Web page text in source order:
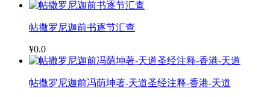
帖撒罗尼迦前书逐节汇查
¥0.0
帖撒罗尼迦前冯荫坤著-天道圣经注释-香港-天道